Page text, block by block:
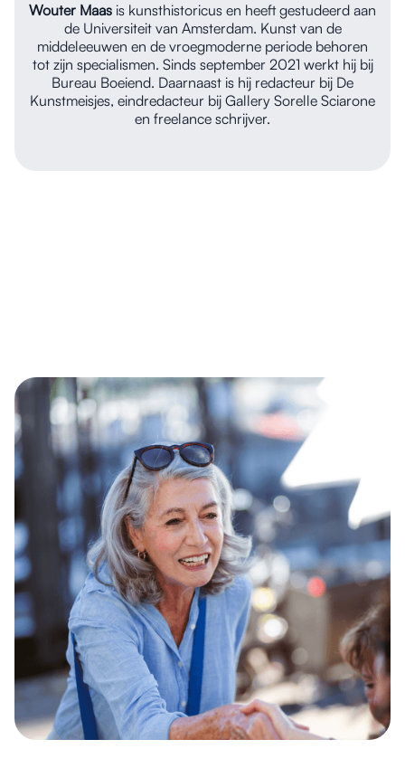
Wouter Maas is kunsthistoricus en heeft gestudeerd aan
de Universiteit van Amsterdam. Kunst van de
middeleeuwen en de vroegmoderne periode behoren
tot zijn specialismen. Sinds september 2021 werkt hij bij
Bureau Boeiend. Daarnaast is hij redacteur bij De
Kunstmeisjes, eindredacteur bij Gallery Sorelle Sciarone
en freelance schrijver.